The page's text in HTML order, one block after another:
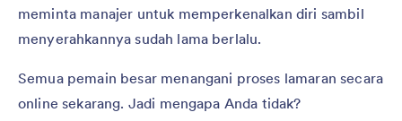
meminta manajer untuk memperkenalkan diri sambil
menyerahkannya sudah lama berlalu.
Semua pemain besar menangani proses lamaran secara
online sekarang. Jadi mengapa Anda tidak?